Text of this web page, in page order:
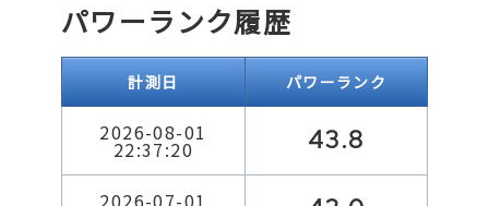
パワーランク履歴
計測日 パワーランク
2026-08-01
22:37:20 43.8
2026-07-01